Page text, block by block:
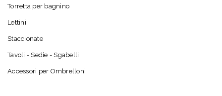
Torretta per bagnino
Lettini
Staccionate
Tavoli - Sedie - Sgabelli
Accessori per Ombrelloni